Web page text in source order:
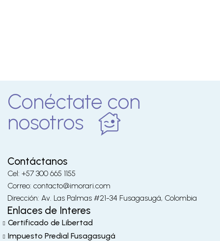
Conéctate con
nosotros
Contáctanos
Cel: +57 300 665 1155
Correo: contacto@imorari.com
Dirección: Av. Las Palmas #21-34 Fusagasugá, Colombia
Enlaces de Interes
Certificado de Libertad
Impuesto Predial Fusagasugá